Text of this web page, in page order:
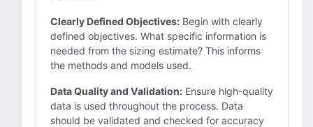
Clearly Defined Objectives: Begin with clearly
defined objectives. What specific information is
needed from the sizing estimate? This informs
the methods and models used.
Data Quality and Validation: Ensure high-quality
data is used throughout the process. Data
should be validated and checked for accuracy